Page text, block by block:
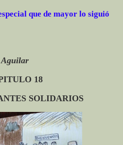
que de mayor lo siguió
18
SOLIDARIOS